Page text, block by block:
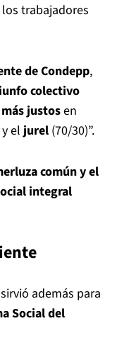
trabajadores
de Condepp,
colectivo
justosen
y eljurel (70/30)”.
común y el
integral
además para
Social del